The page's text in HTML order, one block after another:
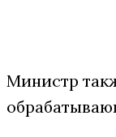
Министр